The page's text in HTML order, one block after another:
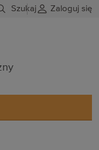
Szukaj Zaloguj się